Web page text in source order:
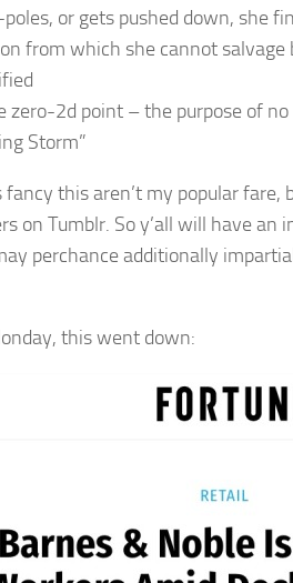
or gets pushed down, she
from which she cannot
zero-2d point – the purpose of no
Storm”
fancy this aren’t my popular fare,
on Tumblr. So y’all will have
perchance additionally
this went down: